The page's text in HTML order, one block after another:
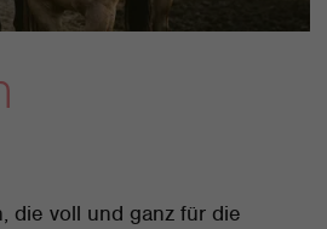
die voll und ganz für die